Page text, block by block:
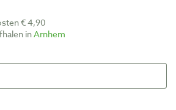
€ 4,90
inArnhem